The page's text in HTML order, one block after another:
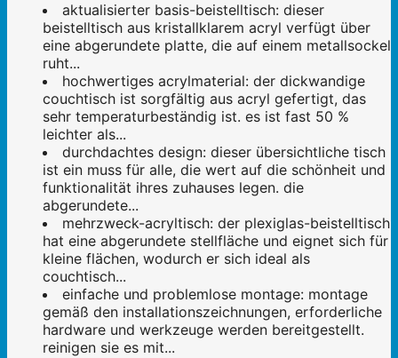
aktualisierter basis-beistelltisch: dieser
beistelltisch aus kristallklarem acryl verfügt über
eine abgerundete platte, die auf einem metallsockel
ruht...
hochwertiges acrylmaterial: der dickwandige
couchtisch ist sorgfältig aus acryl gefertigt, das
sehr temperaturbeständig ist. es ist fast 50 %
leichter als...
durchdachtes design: dieser übersichtliche tisch
ist ein muss für alle, die wert auf die schönheit und
funktionalität ihres zuhauses legen. die
abgerundete...
mehrzweck-acryltisch: der plexiglas-beistelltisch
hat eine abgerundete stellfläche und eignet sich für
kleine flächen, wodurch er sich ideal als
couchtisch...
einfache und problemlose montage: montage
gemäß den installationszeichnungen, erforderliche
hardware und werkzeuge werden bereitgestellt.
reinigen sie es mit...